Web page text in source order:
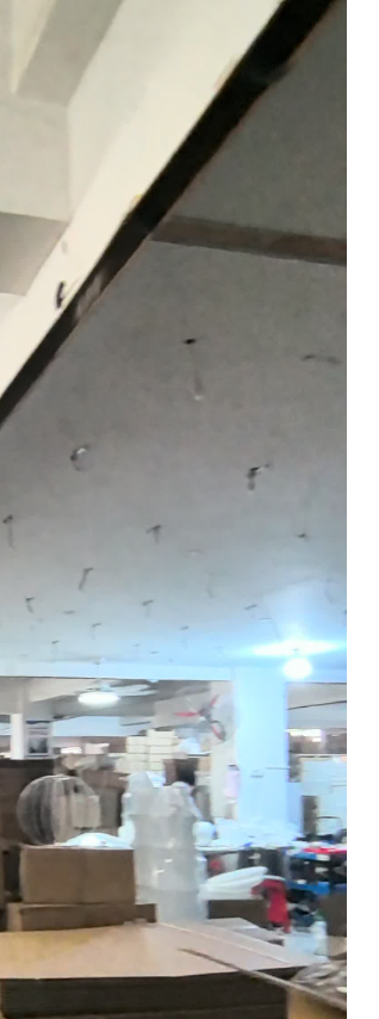
贝净 AC 国际医疗实验室，标准化研发体系
全解析